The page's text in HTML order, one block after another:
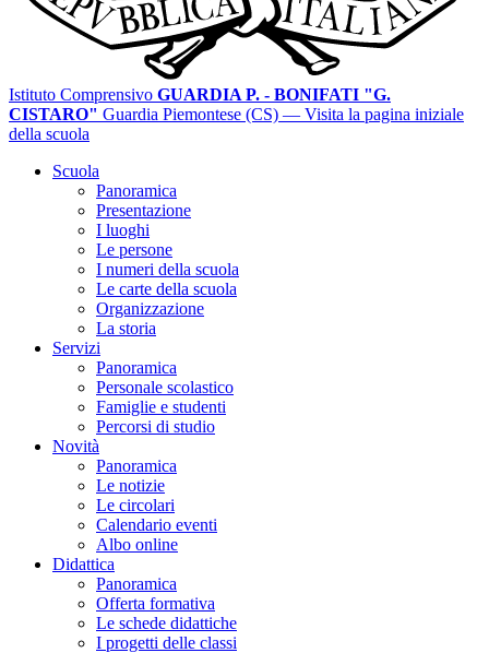
Istituto Comprensivo GUARDIA P. - BONIFATI "G.
CISTARO" Guardia Piemontese (CS) — Visita la pagina iniziale
della scuola
Scuola
Panoramica
Presentazione
I luoghi
Le persone
I numeri della scuola
Le carte della scuola
Organizzazione
La storia
Servizi
Panoramica
Personale scolastico
Famiglie e studenti
Percorsi di studio
Novità
Panoramica
Le notizie
Le circolari
Calendario eventi
Albo online
Didattica
Panoramica
Offerta formativa
Le schede didattiche
I progetti delle classi